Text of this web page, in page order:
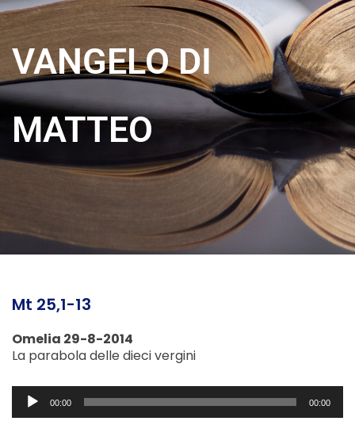
VANGELO DI
MATTEO
Mt 25,1-13
Omelia 29-8-2014
La parabola delle dieci vergini
Audio
Player00:00 00:00